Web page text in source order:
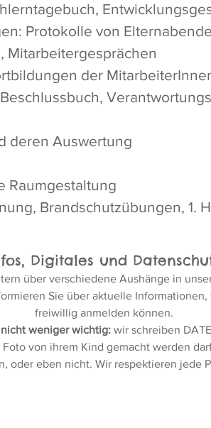
Protokolle von
Mitarbeitergesprächen
der
deren Auswertung
Raumgestaltung
Brandschutzübungen, 1.
Digitales und
über verschiedene Aushänge in
Sie über aktuelle
freiwillig anmelden können.
weniger wichtig: wir schreiben
von ihrem Kind gemacht werden
oder eben nicht. Wir respektieren jede